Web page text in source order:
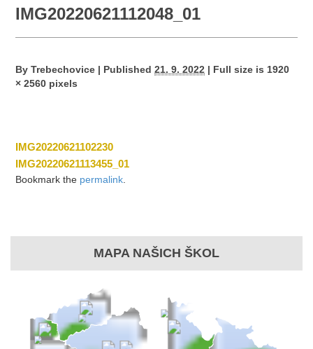
IMG20220621112048_01
By Trebechovice | Published 21. 9. 2022 | Full size is 1920
× 2560 pixels
IMG20220621102230
IMG20220621113455_01
Bookmark the permalink
MAPA NAŠICH ŠKOL